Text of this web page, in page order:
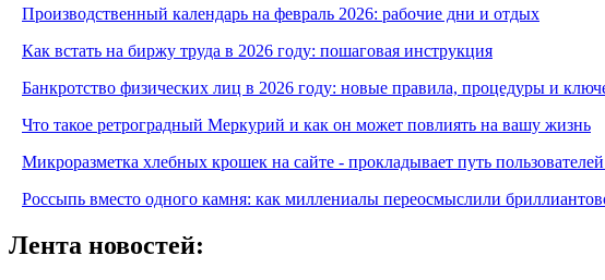
Производственный календарь на февраль 2026: рабочие дни и отдых
Как встать на биржу труда в 2026 году: пошаговая инструкция
Банкротство физических лиц в 2026 году: новые правила, процедуры и
Что такое ретроградный Меркурий и как он может повлиять на вашу жизнь
Микроразметка хлебных крошек на сайте - прокладывает путь
Россыпь вместо одного камня: как миллениалы переосмыслили
Лента новостей: